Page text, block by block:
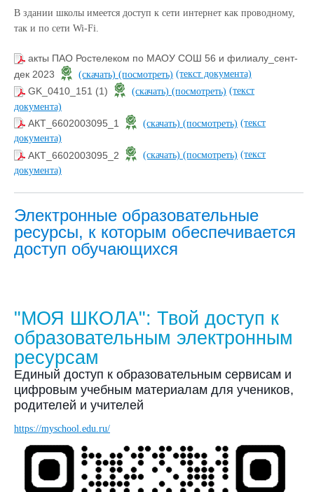
В здании школы имеется доступ к сети интернет как проводному,
так и по сети Wi-Fi.
акты ПАО Ростелеком по МАОУ СОШ 56 и филиалу_сент-
дек 2023
(скачать) (посмотреть) (текст документа)
GK_0410_151 (1) (скачать) (посмотреть) (текст
документа)
АКТ_6602003095_1 (скачать) (посмотреть) (текст
документа)
АКТ_6602003095_2 (скачать) (посмотреть) (текст
документа)
Электронные образовательные
ресурсы, к которым обеспечивается
доступ обучающихся
"МОЯ ШКОЛА": Твой доступ к
образовательным электронным
ресурсам
Единый доступ к образовательным сервисам и
цифровым учебным материалам для учеников,
родителей и учителей
https://myschool.edu.ru/